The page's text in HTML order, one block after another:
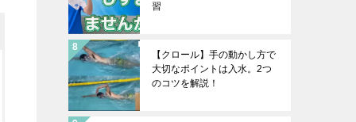
習
【クロール】手の動かし方で
大切なポイントは入水。2つ
のコツを解説！